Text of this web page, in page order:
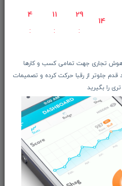
4 11 29
13
هوش تجاری جهت تمامی کسب و کارها
جلوتر از رقبا حرکت کرده و تصمیمات
را بگیرید
ما باخبر شوید:
ثبت‌نام